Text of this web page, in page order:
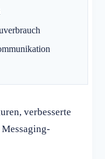
verbesserte